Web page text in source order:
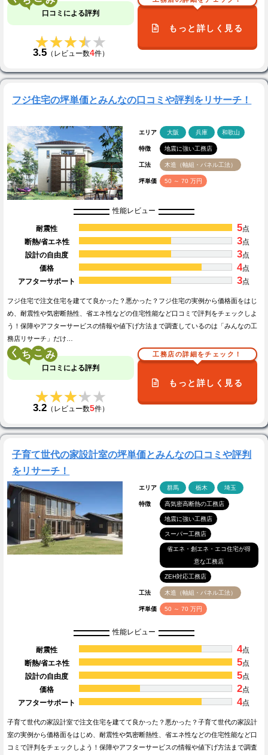
口コミによる評判
★★★★★
★★★★★
3.5（レビュー数4件）
もっと詳しく見る
フジ住宅の坪単価とみんなの口コミや評判をリサーチ！
エリア 大阪 兵庫 和歌山
特徴 地震に強い工務店
工法 木造（軸組・パネル工法）
坪単価 50 ～ 70 万円
性能レビュー
耐震性 5点
断熱/省エネ性
3点
設計の自由度
3点
価格
4点
アフターサポート
3点
フジ住宅で注文住宅を建てて良かった？悪かった？フジ住宅の実例から価格面をはじ
め、耐震性や気密断熱性、省エネ性などの住宅性能など口コミで評判をチェックしよ
う！保障やアフターサービスの情報や値下げ方法まで調査しているのは「みんなの工
務店リサーチ」だけ…
く こ
口コミによる評判
★★★★★
★★★★★
3.2（レビュー数5件）
工務店の詳細をチェック！
もっと詳しく見る
子育て世代の家設計室の坪単価とみんなの口コミや評判
をリサーチ！
エリア 群馬 栃木 埼玉
特徴 高気密高断熱の工務店
地震に強い工務店
スーパー工務店
省エネ・創エネ・エコ住宅が得
意な工務店
ZEH対応工務店
工法 木造（軸組・パネル工法）
坪単価 50 ～ 70 万円
性能レビュー
耐震性 4点
断熱/省エネ性
5点
設計の自由度
5点
価格
2点
アフターサポート
4点
子育て世代の家設計室で注文住宅を建てて良かった？悪かった？子育て世代の家設計
室の実例から価格面をはじめ、耐震性や気密断熱性、省エネ性などの住宅性能など口
コミで評判をチェックしよう！保障やアフターサービスの情報や値下げ方法まで調査